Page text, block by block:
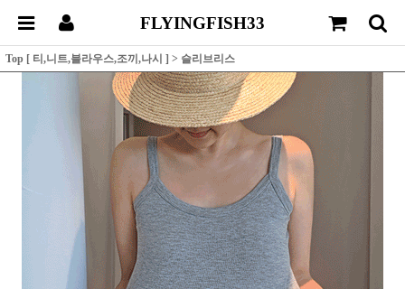
FLYINGFISH33
Top [ 티,니트,블라우스,조끼,나시 ] > 슬리브리스